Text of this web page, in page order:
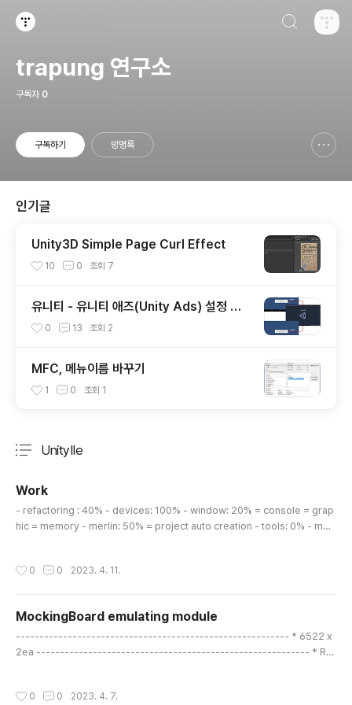
trapung 연구소
구독자 0
구독하기 방명록
인기글
Unity3D Simple Page Curl Effect
10 0 조회 7
유니티 - 유니티 애즈(Unity Ads) 설정 및
적용
0 13 조회 2
MFC, 메뉴이름 바꾸기
1 0 조회 1
UnityIIe
Work
- refactoring : 40% - devices: 100% - window: 20% = console = grap
hic = memory - merlin: 50% = project auto creation - tools: 0% - merl
0 0 2023. 4. 11.
MockingBoard emulating module
---------------------------------------------------------- * 6522 x
2ea ---------------------------------------------------------- * Re
A, 1=output bit / 0=input bit $04 : T1CL, Timer1 Counter LowByte $05
0 0 2023. 4. 7.